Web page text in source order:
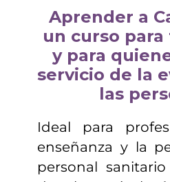
Aprender a
un curso
y para
servicio de la
las
Ideal para
enseñanza y la
personal